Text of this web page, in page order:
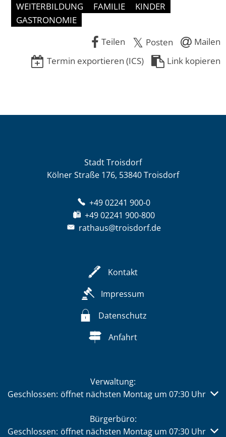
WEITERBILDUNG FAMILIE
KINDER
GASTRONOMIE
Teilen
Posten
Mailen
Termin exportieren (ICS)
Link kopieren
Stadt Troisdorf
Kölner Straße 176, 53840 Troisdorf
+49 02241 900-0
+49 02241 900-800
rathaus@troisdorf.de
Kontakt
Impressum
Datenschutz
Anfahrt
Verwaltung:
Klicken, um weitere Öffnungs- oder Schließzeiten
Geschlossen: öffnet nächsten Montag um 07:30 Uhr
Bürgerbüro:
Klicken, um weitere Öffnungs- oder Schließzeiten
Geschlossen: öffnet nächsten Montag um 07:30 Uhr